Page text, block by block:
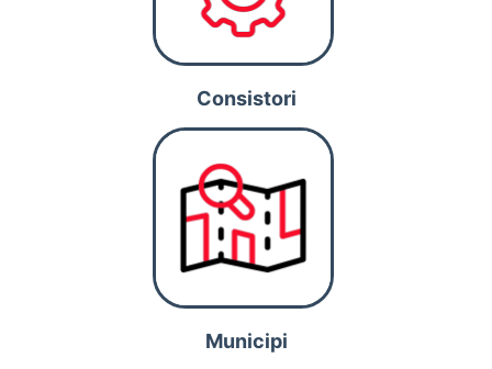
envoltat de
vinyes que
dibuixen el
característic del
Penedès i situat a
només deu minuts
Mediterrani, el
amb orgull el seu
patrimoni rural i
cultural, on les
tradicions
catalanes prenen
vida en cada
Consistori
Municipi